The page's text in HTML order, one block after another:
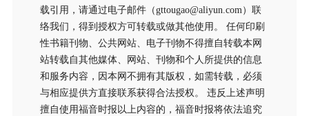
载引用，请通过电子邮件（gttougao@aliyun.com）联
络我们，得到授权方可转载或做其他使用。 任何印刷
性书籍刊物、公共网站、电子刊物不得擅自转载本网
站转载自其他媒体、网站、刊物和个人所提供的信息
和服务内容，因本网不拥有其版权，如需转载，必须
与相应提供方直接联系获得合法授权。 违反上述声明
擅自使用福音时报以上内容的，福音时报将依法追究